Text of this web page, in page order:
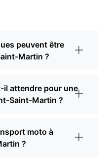
peuvent être
Martin ?
il attendre pour une
Saint-Martin ?
moto à
?